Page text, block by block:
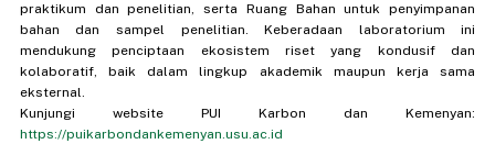
praktikum dan penelitian, serta Ruang Bahan untuk penyimpanan
bahan dan sampel penelitian. Keberadaan laboratorium ini
mendukung penciptaan ekosistem riset yang kondusif dan
kolaboratif, baik dalam lingkup akademik maupun kerja sama
eksternal.
Kunjungi website PUI Karbon dan Kemenyan:
https://puikarbondankemenyan.usu.ac.id